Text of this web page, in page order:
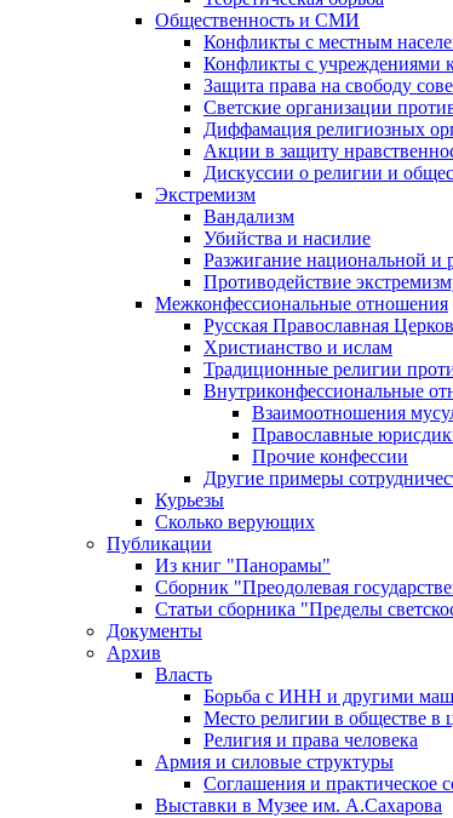
Общественность и СМИ
Конфликты с местным
Конфликты с учреждениями
Защита права на свободу
Светские организации
Диффамация религиозных
Акции в защиту
Дискуссии о религии и
Экстремизм
Вандализм
Убийства и насилие
Разжигание национальной
Противодействие
Межконфессиональные отношения
Русская Православная
Христианство и ислам
Традиционные религии
Внутриконфессиональные
Взаимоотношения
Православные
Прочие конфессии
Другие примеры
Курьезы
Сколько верующих
Публикации
Из книг "Панорамы"
Сборник "Преодолевая
Статьи сборника "Пределы
Документы
Архив
Власть
Борьба с ИНН и другими
Место религии в обществе в
Религия и права человека
Армия и силовые структуры
Соглашения и практическое
Выставки в Музее им. А.Сахарова